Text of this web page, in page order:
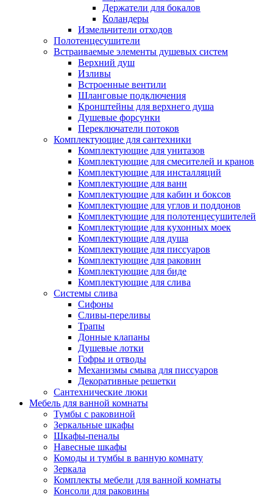
Держатели для бокалов
Коландеры
Измельчители отходов
Полотенцесушители
Встраиваемые элементы душевых систем
Верхний душ
Изливы
Встроенные вентили
Шланговые подключения
Кронштейны для верхнего душа
Душевые форсунки
Переключатели потоков
Комплектующие для сантехники
Комплектующие для унитазов
Комплектующие для смесителей и кранов
Комплектующие для инсталляций
Комплектующие для ванн
Комплектующие для кабин и боксов
Комплектующие для углов и поддонов
Комплектующие для полотенцесушителей
Комплектующие для кухонных моек
Комплектующие для душа
Комплектующие для писсуаров
Комплектующие для раковин
Комплектующие для биде
Комплектующие для слива
Системы слива
Сифоны
Сливы-переливы
Трапы
Донные клапаны
Душевые лотки
Гофры и отводы
Механизмы смыва для писсуаров
Декоративные решетки
Сантехнические люки
Мебель для ванной комнаты
Тумбы с раковиной
Зеркальные шкафы
Шкафы-пеналы
Навесные шкафы
Комоды и тумбы в ванную комнату
Зеркала
Комплекты мебели для ванной комнаты
Консоли для раковины